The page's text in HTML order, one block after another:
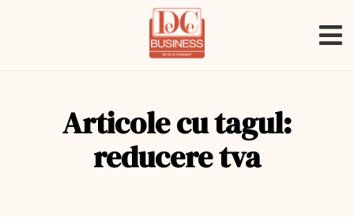
Articole cu tagul:
reducere tva